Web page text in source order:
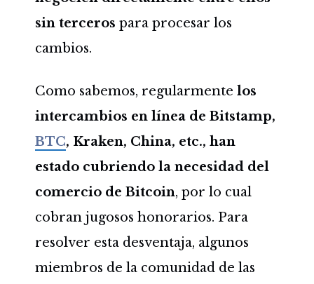
sin terceros para procesar los
cambios.
Como sabemos, regularmente los
intercambios en línea de Bitstamp,
BTC, Kraken, China, etc., han
estado cubriendo la necesidad del
comercio de Bitcoin, por lo cual
cobran jugosos honorarios. Para
resolver esta desventaja, algunos
miembros de la comunidad de las